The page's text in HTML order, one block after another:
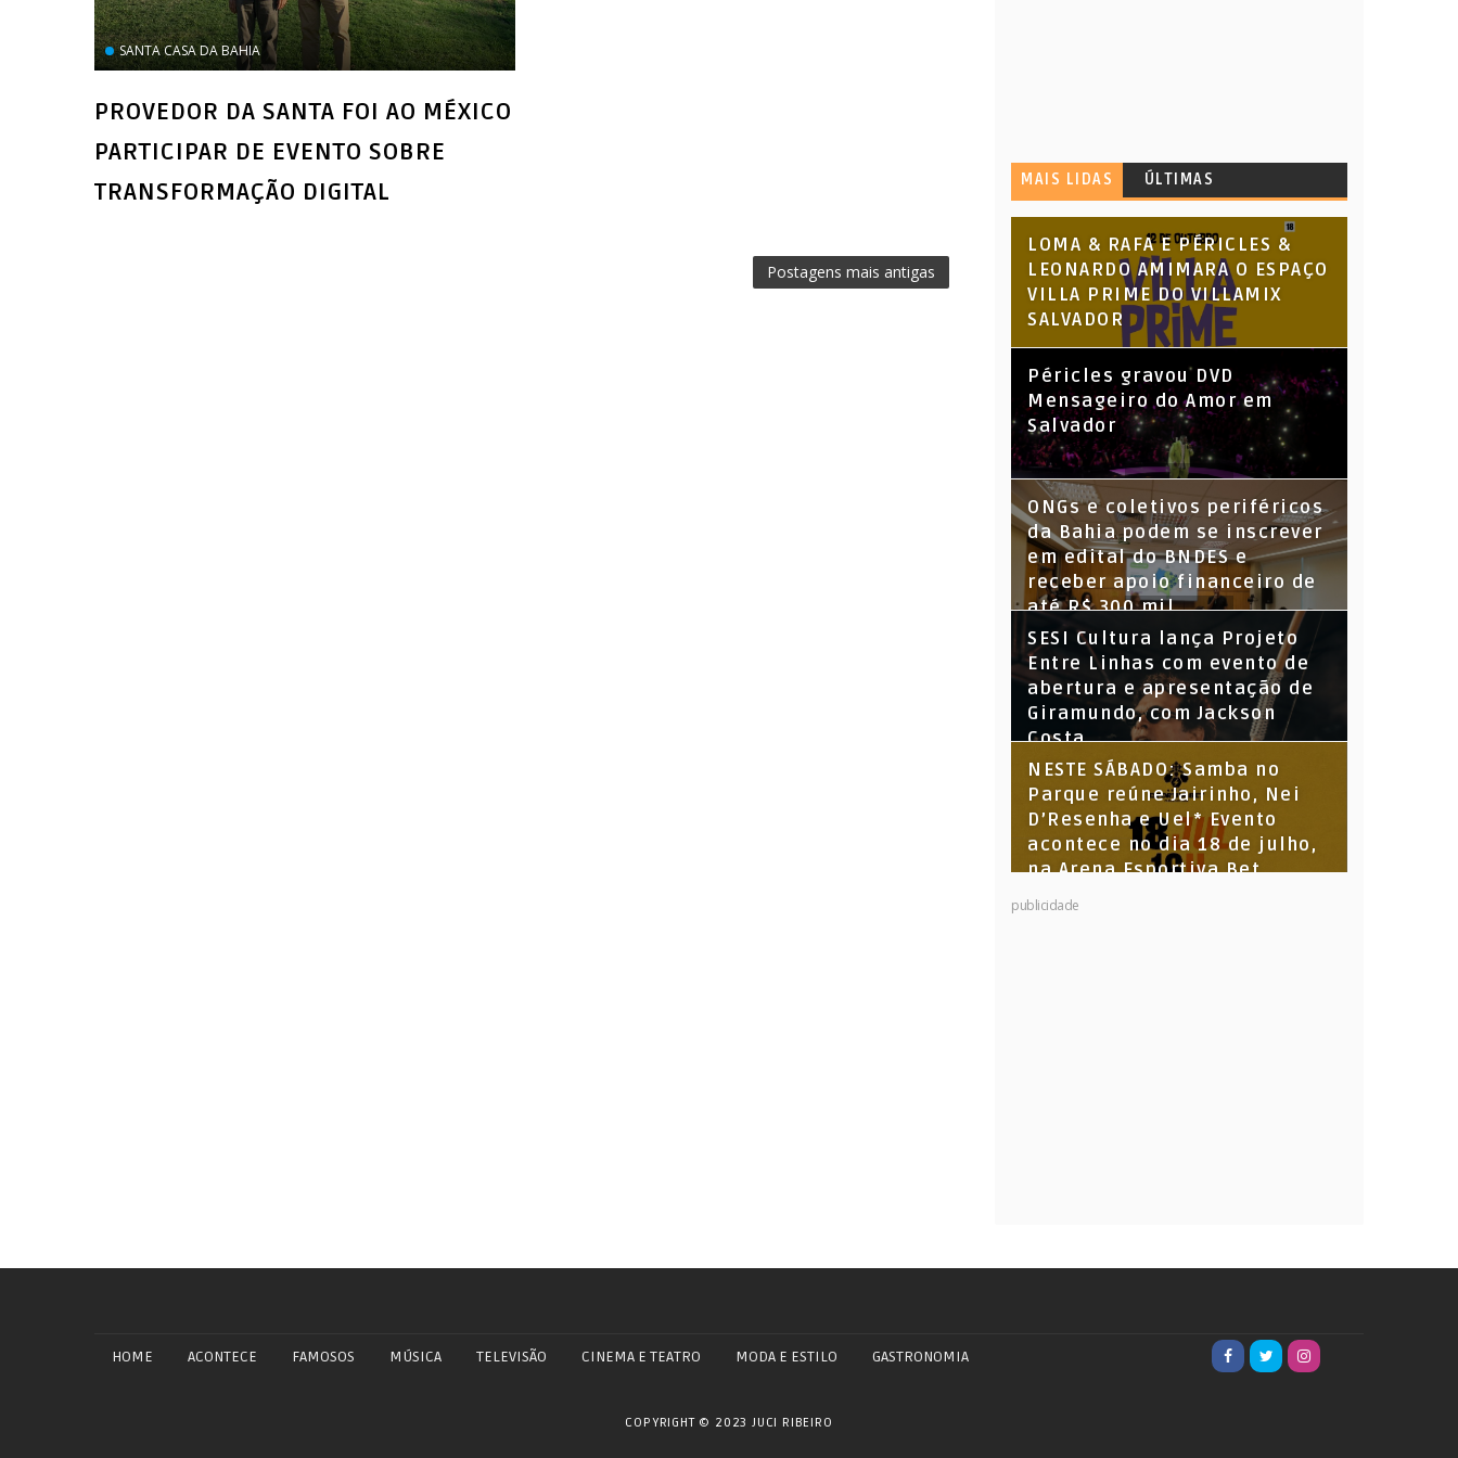
SANTA CASA DA BAHIA
PROVEDOR DA SANTA FOI AO MÉXICO
PARTICIPAR DE EVENTO SOBRE
TRANSFORMAÇÃO DIGITAL
Postagens mais antigas
MAIS LIDAS ÚLTIMAS
LOMA & RAFA E PÉRICLES &
LEONARDO AMIMARA O ESPAÇO
VILLA PRIME DO VILLAMIX
SALVADOR
Péricles gravou DVD
Mensageiro do Amor em
Salvador
ONGs e coletivos periféricos
da Bahia podem se inscrever
em edital do BNDES e
receber apoio financeiro de
até R$ 300 mil
SESI Cultura lança Projeto
Entre Linhas com evento de
abertura e apresentação de
Giramundo, com Jackson
Costa
NESTE SÁBADO: Samba no
Parque reúne Jairinho, Nei
D’Resenha e Uel* Evento
acontece no dia 18 de julho,
na Arena Esportiva Bet
Parque Santiago
publicidade
HOME ACONTECE FAMOSOS MÚSICA TELEVISÃO CINEMA E TEATRO MODA E ESTILO GASTRONOMIA
COPYRIGHT © 2023 JUCI RIBEIRO